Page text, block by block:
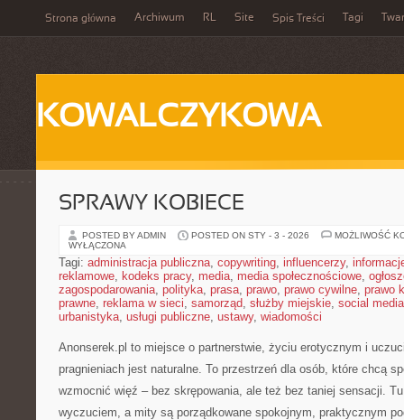
Strona główna Archiwum RL Site Spis Treści Tagi
KOWALCZYKOWA
SPRAWY KOBIECE
POSTED BY ADMIN POSTED ON STY - 3 - 2026
MOŻLIWOŚĆ
WYŁĄCZONA
Tagi: administracja publiczna, copywriting, influencerzy,
reklamowe, kodeks pracy, media, media społecznościowe,
zagospodarowania, polityka, prasa, prawo, prawo cywilne, prawo
prawne, reklama w sieci, samorząd, służby miejskie, social media
urbanistyka, usługi publiczne, ustawy, wiadomości
Anonserek.pl to miejsce o partnerstwie, życiu erotycznym i
pragnieniach jest naturalne. To przestrzeń dla osób, które chcą
wzmocnić więź – bez skrępowania, ale też bez taniej sensacji.
wyczuciem, a mity są porządkowane spokojnym, praktycznym